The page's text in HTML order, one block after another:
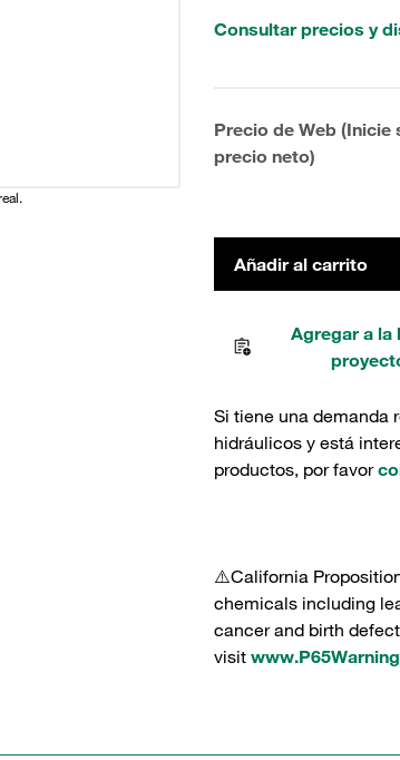
Consultar precios y
Precio de Web
precio neto)
Añadir al carrito
Agregar a la
Si tiene una demanda
hidráulicos y está
productos, por favor
⚠️California
chemicals including
cancer and birth
visit